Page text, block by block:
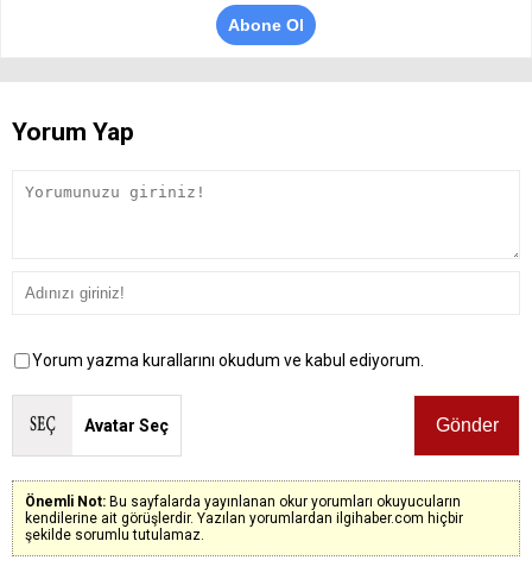
Abone Ol
Yorum Yap
Yorum yazma kurallarını okudum ve kabul ediyorum.
Avatar Seç
Önemli Not: Bu sayfalarda yayınlanan okur yorumları okuyucuların
kendilerine ait görüşlerdir. Yazılan yorumlardan ilgihaber.com hiçbir
şekilde sorumlu tutulamaz.